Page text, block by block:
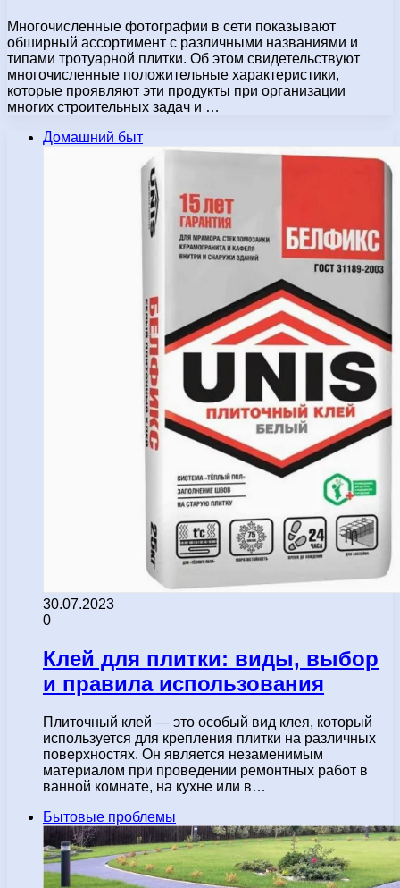
Многочисленные фотографии в сети показывают
обширный ассортимент с различными названиями и
типами тротуарной плитки. Об этом свидетельствуют
многочисленные положительные характеристики,
которые проявляют эти продукты при организации
многих строительных задач и …
Домашний быт
30.07.2023
0
Клей для плитки: виды, выбор
и правила использования
Плиточный клей — это особый вид клея, который
используется для крепления плитки на различных
поверхностях. Он является незаменимым
материалом при проведении ремонтных работ в
ванной комнате, на кухне или в…
Бытовые проблемы